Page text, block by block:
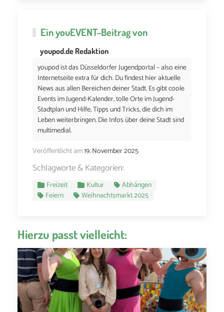
EinyouEVENT-Beitrag von
youpod.de Redaktion
youpod ist das Düsseldorfer Jugendportal – also eine
Internetseite extra für dich. Du findest hier aktuelle
News aus allen Bereichen deiner Stadt. Es gibt coole
Events im Jugend-Kalender, tolle Orte im Jugend-
Stadtplan und Hilfe, Tipps und Tricks, die dich im
Leben weiterbringen. Die Infos über deine Stadt sind
multimedial.
Veröffentlicht am19. November 2025
Schlagworte & Kategorien:
Freizeit Kultur
Abhängen
Feiern
Weihnachtsmarkt 2025
Hierzu passt vielleicht: